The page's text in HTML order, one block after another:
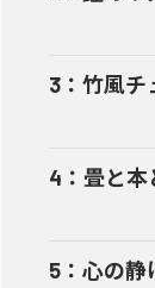
3 ： 竹風チ
4 ： 畳と本
5 ： 心の静